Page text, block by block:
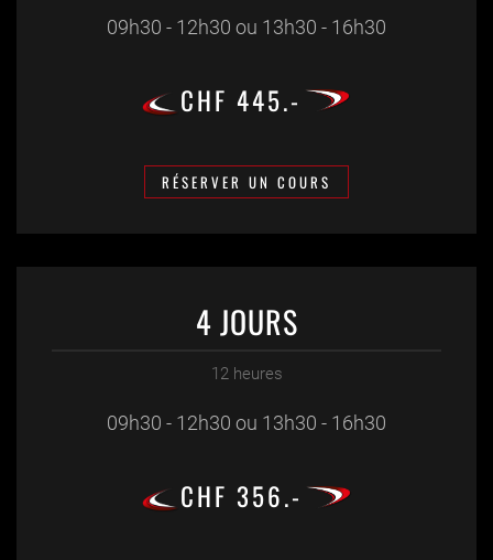
09h30 - 12h30 ou 13h30 - 16h30
CHF 445.-
RÉSERVER UN COURS
4 JOURS
12 heures
09h30 - 12h30 ou 13h30 - 16h30
CHF 356.-